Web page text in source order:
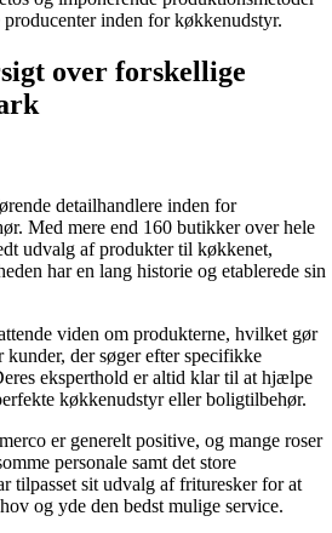
inden for køkkenudstyr.
over forskellige
detailhandlere inden for
Med mere end 160 butikker over hele
udvalg af produkter til køkkenet,
har en lang historie og etablerede sin
viden om produkterne, hvilket gør
der søger efter specifikke
eksperthold er altid klar til at hjælpe
køkkenudstyr eller boligtilbehør.
er generelt positive, og mange roser
personale samt det store
tilpasset sit udvalg af frituresker for at
og yde den bedst mulige service.